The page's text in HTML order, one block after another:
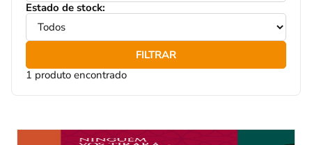
Estado de stock:
FILTRAR
1 produto encontrado